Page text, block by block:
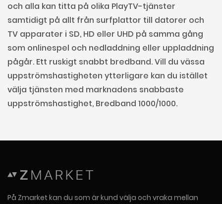
och alla kan titta på olika PlayTV-tjänster
samtidigt på allt från surfplattor till datorer och
TV apparater i SD, HD eller UHD på samma gång
som onlinespel och nedladdning eller uppladdning
pågår. Ett ruskigt snabbt bredband. Vill du vässa
uppströmshastigheten ytterligare kan du istället
välja tjänsten med marknadens snabbaste
uppströmshastighet, Bredband 1000/1000.
På Zmarket kan du som är kund välja och vraka mellan